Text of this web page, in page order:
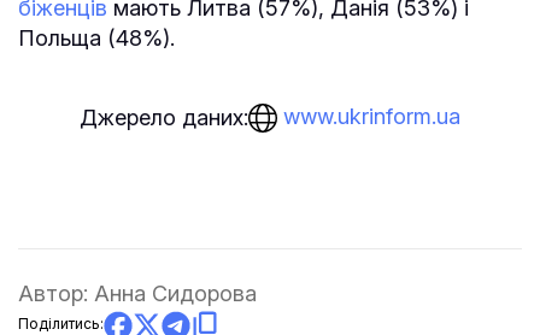
біженців мають Литва (57%), Данія (53%) і
Польща (48%).
Джерело даних: www.ukrinform.ua
Автор: Анна Сидорова
Поділитись: